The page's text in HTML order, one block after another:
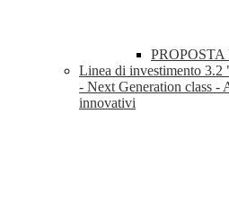
Linea di investimento 3.2
- Next Generation class -
innovativi